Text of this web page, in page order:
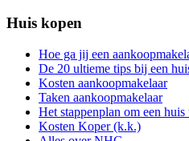
Huis kopen
Hoe ga jij een
De 20 ultieme tips bij een
Kosten aankoopmakelaar
Taken aankoopmakelaar
Het stappenplan om een huis
Kosten Koper (k.k.)